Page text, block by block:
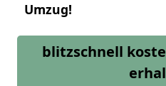
Umzug!
blitzschnell